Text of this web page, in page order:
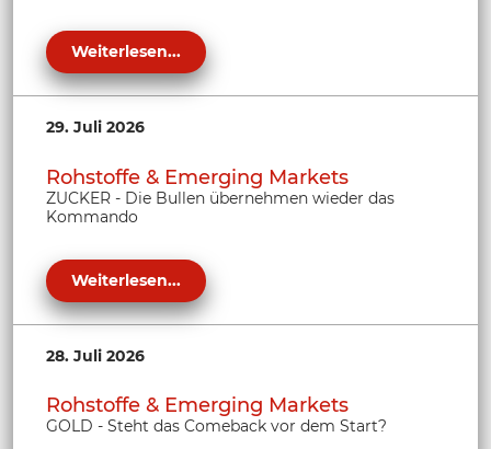
Weiterlesen...
29. Juli 2026
Rohstoffe & Emerging Markets
ZUCKER - Die Bullen übernehmen wieder das
Kommando
Weiterlesen...
28. Juli 2026
Rohstoffe & Emerging Markets
GOLD - Steht das Comeback vor dem Start?